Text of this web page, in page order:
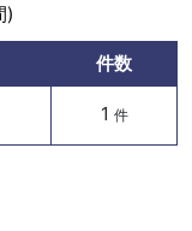
)
件数
1 件